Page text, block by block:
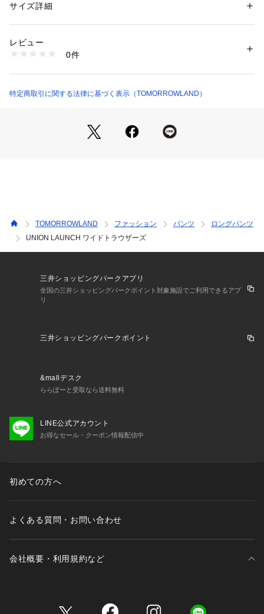
クラシカルなマーベルト仕様でハイウエストに仕上げててお
〈UNION LAUNCH（ユニオンランチ）〉
ずっと残しておきたいものたちを作り続けようという思いのも
ブランド。
物だけが持つスペシャルなパワーが宿っています。
その優れた職人の手が年々減少しているなか〈UNION LAUNC
さい
2024AW商品
店舗にお問い合わせの際は、下記の商品番号をお申し付けくだ
商品番号:32-04-45-04006
性別：レディース
素材：表地：毛100％
洗濯：洗濯不可、漂白不可、タンブル乾燥不可、アイロン仕上げ可、ドラ
イ可、ウエットクリーニング不可
商品番号：1095000015666 （モール）
サイズ詳細
レビュー
0件
特定商取引に関する法律に基づく表示（TOMORROWLAND）
TOMORROWLAND ファッション パンツ
ロングパンツ
UNION LAUNCH ワイドトラウザーズ
三井ショッピングパークアプリ
全国の三井ショッピングパークポイント対象施設でご利用できるアプ
リ
三井ショッピングパークポイント
&mallデスク
ららぽーと受取なら送料無料
LINE公式アカウント
お得なセール・クーポン情報配信中
初めての方へ
よくある質問・お問い合わせ
会社概要・利用規約など